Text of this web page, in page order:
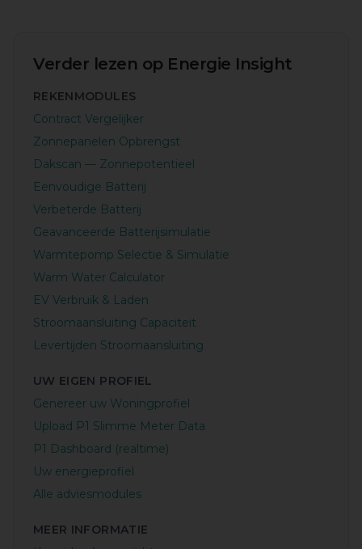
Verder lezen op Energie Insight
REKENMODULES
Contract Vergelijker
Zonnepanelen Opbrengst
Dakscan — Zonnepotentieel
Eenvoudige Batterij
Verbeterde Batterij
Geavanceerde Batterijsimulatie
Warmtepomp Selectie & Simulatie
Warm Water Calculator
EV Verbruik & Laden
Stroomaansluiting Capaciteit
Levertijden Stroomaansluiting
UW EIGEN PROFIEL
Genereer uw Woningprofiel
Upload P1 Slimme Meter Data
P1 Dashboard (realtime)
Uw energieprofiel
Alle adviesmodules
MEER INFORMATIE